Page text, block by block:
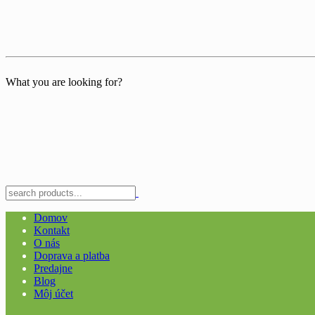
What you are looking for?
Domov
Kontakt
O nás
Doprava a platba
Predajne
Blog
Môj účet